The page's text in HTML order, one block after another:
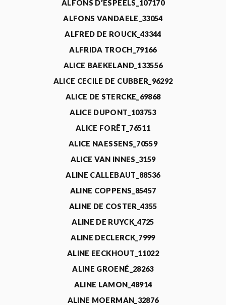
ALFONS D’ESPEELS_107170
ALFONS VANDAELE_33054
ALFRED DE ROUCK_43344
ALFRIDA TROCH_79166
ALICE BAEKELAND_133556
ALICE CECILE DE CUBBER_96292
ALICE DE STERCKE_69868
ALICE DUPONT_103753
ALICE FORÊT_76511
ALICE NAESSENS_70559
ALICE VAN INNES_3159
ALINE CALLEBAUT_88536
ALINE COPPENS_85457
ALINE DE COSTER_4355
ALINE DE RUYCK_4725
ALINE DECLERCK_7999
ALINE EECKHOUT_11022
ALINE GROENÉ_28263
ALINE LAMON_48914
ALINE MOERMAN_32876